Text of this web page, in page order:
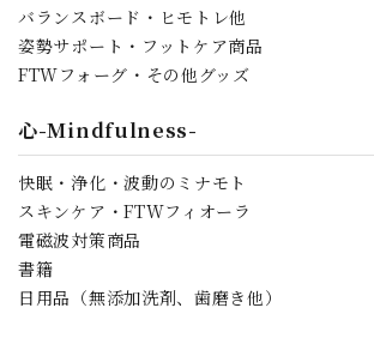
バランスボード・ヒモトレ他
姿勢サポート・フットケア商品
FTWフォーグ・その他グッズ
心-Mindfulness-
快眠・浄化・波動のミナモト
スキンケア・FTWフィオーラ
電磁波対策商品
書籍
日用品（無添加洗剤、歯磨き他）